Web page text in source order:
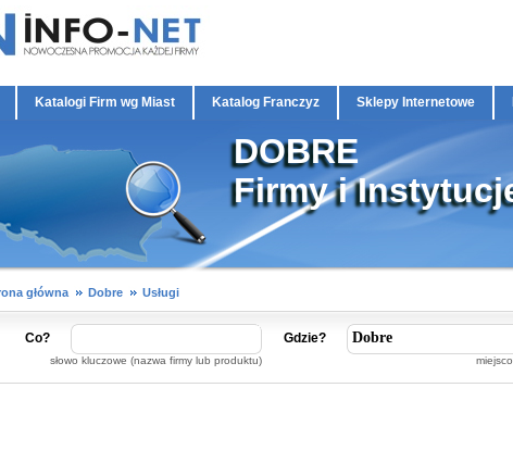
Katalogi Firm wg Miast Katalog Franczyz Sklepy Internetowe
DOBRE
Firmy i
główna Dobre Usługi
Co?
słowo kluczowe (nazwa firmy lub produktu)
Gdzie?